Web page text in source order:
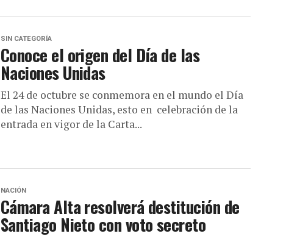
SIN CATEGORÍA
Conoce el origen del Día de las
Naciones Unidas
El 24 de octubre se conmemora en el mundo el Día
de las Naciones Unidas, esto en celebración de la
entrada en vigor de la Carta...
NACIÓN
Cámara Alta resolverá destitución de
Santiago Nieto con voto secreto